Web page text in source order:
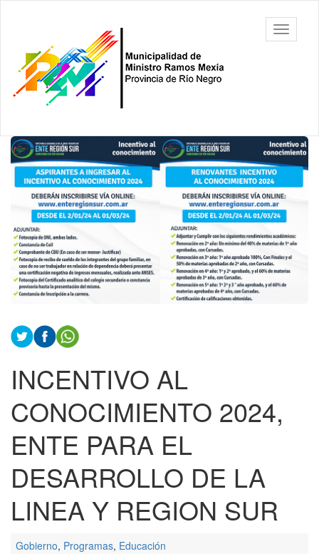
principalde Ministro
Ramos
Mexía, Río
Negro
barra
Contenido
principal
INCENTIVO AL
CONOCIMIENTO 2024,
ENTE PARA EL
DESARROLLO DE LA
LINEA Y REGION SUR
Gobierno, Programas, Educación